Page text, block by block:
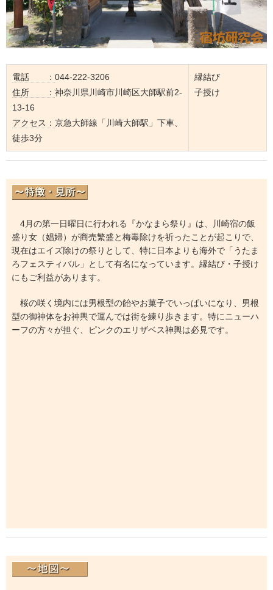
電話 ： 044-222-3206
住所 ： 神奈川県川崎市川崎区大師駅前2-
13-16
アクセス： 京急大師線「川崎大師駅」下車、
徒歩3分
縁結び
子授け
4月の第一日曜日に行われる『かなまら祭り』は、川崎宿の飯
盛り女（娼婦）が商売繁盛と梅毒除けを祈ったことが起こりで、
現在はエイズ除けの祭りとして、特に日本よりも海外で「うたま
ろフェスティバル」として有名になっています。縁結び・子授け
にもご利益があります。
桜の咲く境内には男根型の飴やお菓子でいっぱいになり、男根
型の御神体をお神輿で運んでは街を練り歩きます。特にニューハ
ーフの方々が担ぐ、ピンクのエリザベス神輿は必見です。